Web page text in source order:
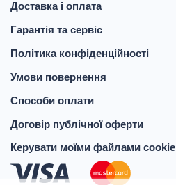
Доставка і оплата
Гарантія та сервіс
Політика конфіденційності
Умови повернення
Способи оплати
Договір публічної оферти
Керувати моїми файлами cookie